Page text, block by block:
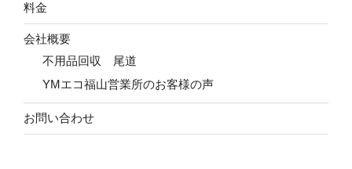
料金
会社概要
不用品回収 尾道
YMエコ福山営業所のお客様の声
お問い合わせ